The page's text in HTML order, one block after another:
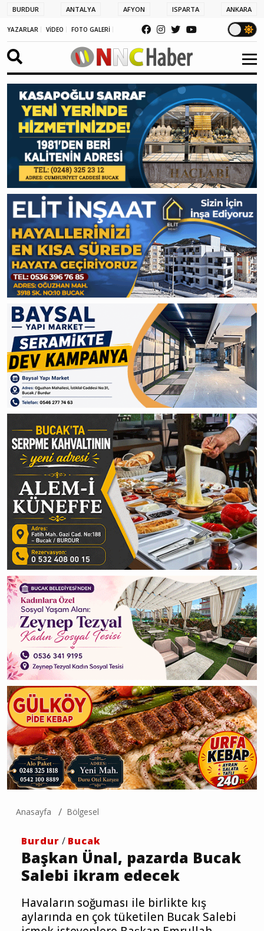
BURDUR ANTALYA AFYON ISPARTA ANKARA
YAZARLAR VİDEO FOTO GALERİ
Anasayfa Bölgesel
Burdur / Bucak
Başkan Ünal, pazarda Bucak
Salebi ikram edecek
Havaların soğuması ile birlikte kış
aylarında en çok tüketilen Bucak Salebi